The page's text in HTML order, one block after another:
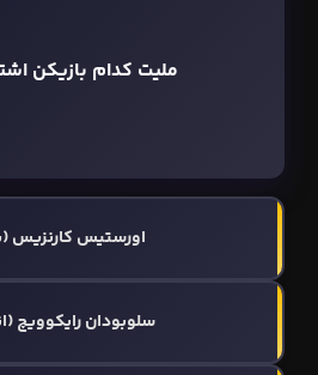
ملیت کدام بازیکن
اورستیس کارنزیس
سلوبودان رایکوویچ